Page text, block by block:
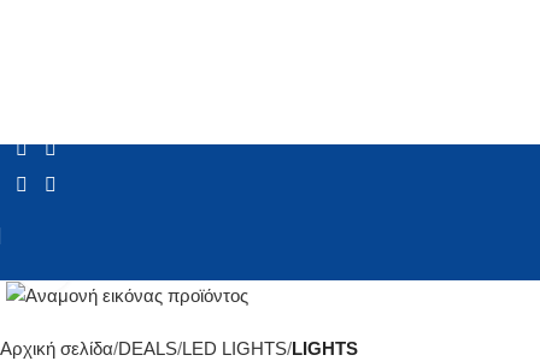
Αρχική σελίδα DEALS LED LIGHTS LIGHTS